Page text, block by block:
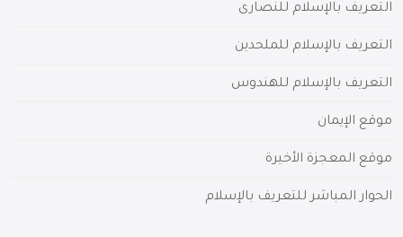
التعريف بالإسلام للنصارى
التعريف بالإسلام للملحدين
التعريف بالإسلام للهندوس
موقع الإيمان
موقع المعجزة الأخيرة
الحوار المباشر للتعريف بالإسلام